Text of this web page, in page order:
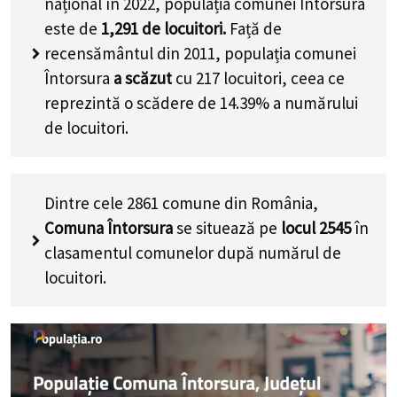
este de 1,291 de locuitori. Față de
recensământul din 2011, populația comunei
Întorsura a scăzut cu 217 locuitori, ceea ce
reprezintă o scădere de 14.39% a numărului
de locuitori.
Dintre cele 2861 comune din România,
Comuna Întorsurase situează pe locul 2545în
clasamentul comunelor după numărul de
locuitori.